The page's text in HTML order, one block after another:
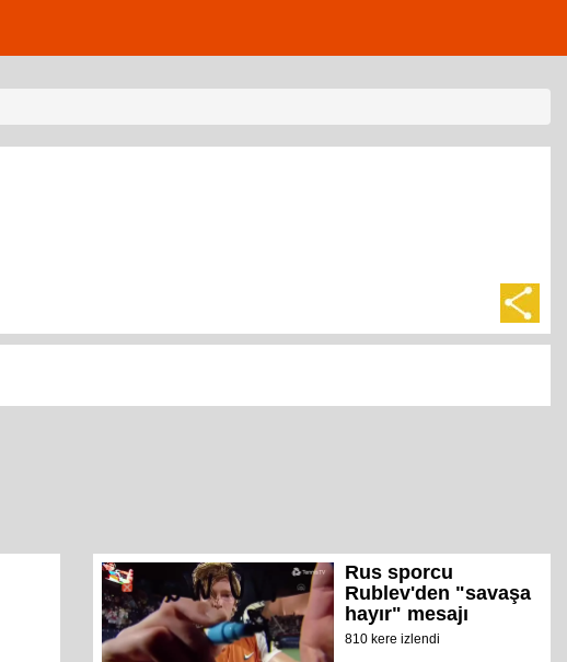
Rus sporcu
Rublev'den "savaşa
hayır" mesajı
810 kere izlendi